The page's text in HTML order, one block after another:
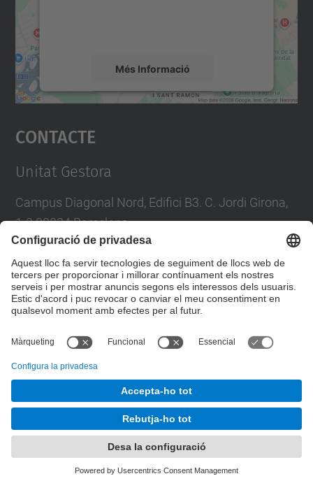
Més Informació
Accepta
powered by
Contacte
Unitat Gestora
Campus Diagonal Nord, Edifici B3. C. Jordi Girona,
1-3 08034 Barcelona
E-mail :enginyeria.fisica@upc.edu
Formulari de contacte
Comissió Acadèmica del Grau en Enginyeria Física.
Desenvolupat amb